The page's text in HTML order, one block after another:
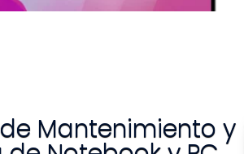
Mantenimiento y